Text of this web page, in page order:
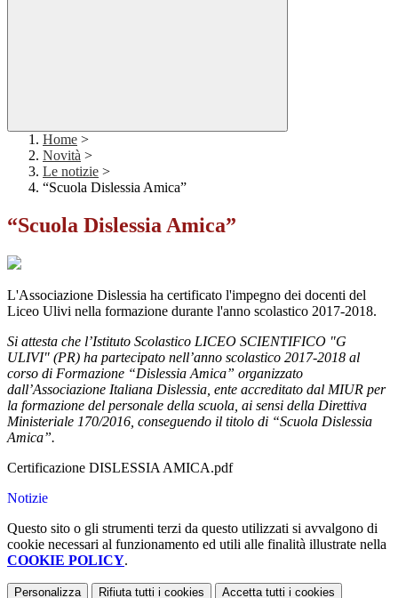
Home >
Novità >
Le notizie >
“Scuola Dislessia Amica”
“Scuola Dislessia Amica”
L'Associazione Dislessia ha certificato l'impegno dei docenti del
Liceo Ulivi nella formazione durante l'anno scolastico 2017-2018.
Si attesta che l’Istituto Scolastico LICEO SCIENTIFICO "G
ULIVI" (PR) ha partecipato nell’anno scolastico 2017-2018 al
corso di Formazione “Dislessia Amica” organizzato
dall’Associazione Italiana Dislessia, ente accreditato dal MIUR per
la formazione del personale della scuola, ai sensi della Direttiva
Ministeriale 170/2016, conseguendo il titolo di “Scuola Dislessia
Amica”.
Certificazione DISLESSIA AMICA.pdf
Notizie
Questo sito o gli strumenti terzi da questo utilizzati si avvalgono di
cookie necessari al funzionamento ed utili alle finalità illustrate nella
COOKIE POLICY.
Personalizza Rifiuta tutti i cookies Accetta tutti i cookies